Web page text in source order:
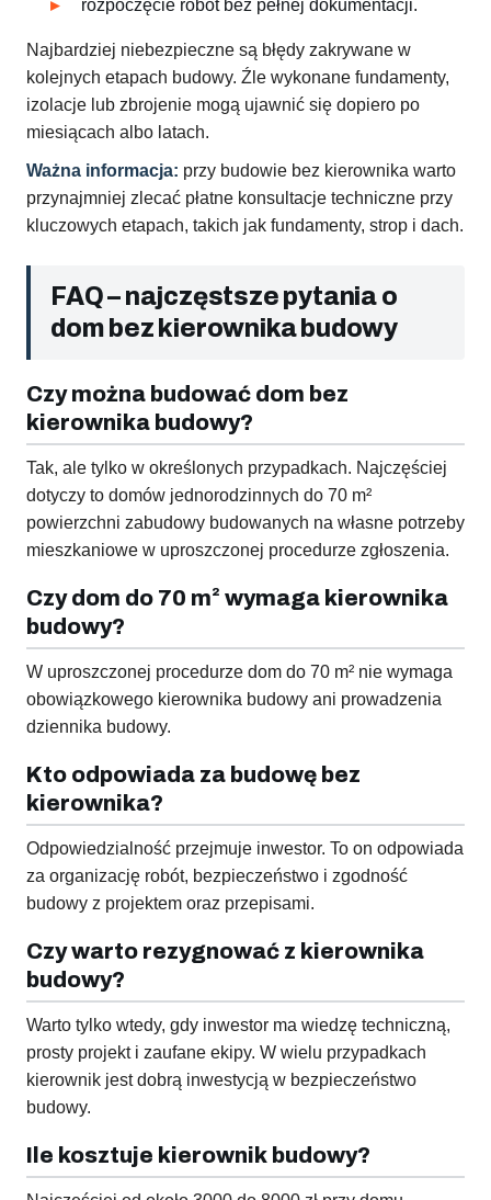
rozpoczęcie robót bez pełnej dokumentacji.
Najbardziej niebezpieczne są błędy zakrywane w
kolejnych etapach budowy. Źle wykonane fundamenty,
izolacje lub zbrojenie mogą ujawnić się dopiero po
miesiącach albo latach.
Ważna informacja: przy budowie bez kierownika warto
przynajmniej zlecać płatne konsultacje techniczne przy
kluczowych etapach, takich jak fundamenty, strop i dach.
FAQ – najczęstsze pytania o
dom bez kierownika budowy
Czy można budować dom bez
kierownika budowy?
Tak, ale tylko w określonych przypadkach. Najczęściej
dotyczy to domów jednorodzinnych do 70 m²
powierzchni zabudowy budowanych na własne potrzeby
mieszkaniowe w uproszczonej procedurze zgłoszenia.
Czy dom do 70 m² wymaga kierownika
budowy?
W uproszczonej procedurze dom do 70 m² nie wymaga
obowiązkowego kierownika budowy ani prowadzenia
dziennika budowy.
Kto odpowiada za budowę bez
kierownika?
Odpowiedzialność przejmuje inwestor. To on odpowiada
za organizację robót, bezpieczeństwo i zgodność
budowy z projektem oraz przepisami.
Czy warto rezygnować z kierownika
budowy?
Warto tylko wtedy, gdy inwestor ma wiedzę techniczną,
prosty projekt i zaufane ekipy. W wielu przypadkach
kierownik jest dobrą inwestycją w bezpieczeństwo
budowy.
Ile kosztuje kierownik budowy?